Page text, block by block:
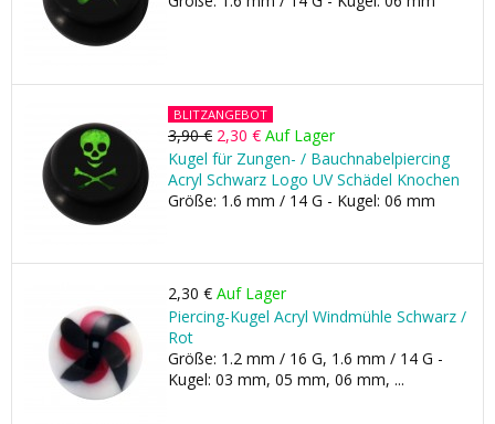
BLITZANGEBOT
3,90 € 2,30 € Auf Lager
Kugel für Zungen- / Bauchnabelpiercing
Acryl Schwarz Logo UV Schädel Knochen
Größe: 1.6 mm / 14 G - Kugel: 06 mm
2,30 € Auf Lager
Piercing-Kugel Acryl Windmühle Schwarz /
Rot
Größe: 1.2 mm / 16 G, 1.6 mm / 14 G -
Kugel: 03 mm, 05 mm, 06 mm, ...